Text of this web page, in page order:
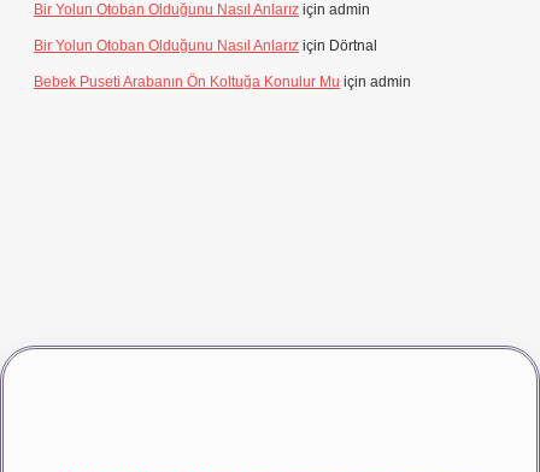
Bir Yolun Otoban Olduğunu Nasıl Anlarız için admin
Bir Yolun Otoban Olduğunu Nasıl Anlarız için Dörtnal
Bebek Puseti Arabanın Ön Koltuğa Konulur Mu için admin
girişbetexper